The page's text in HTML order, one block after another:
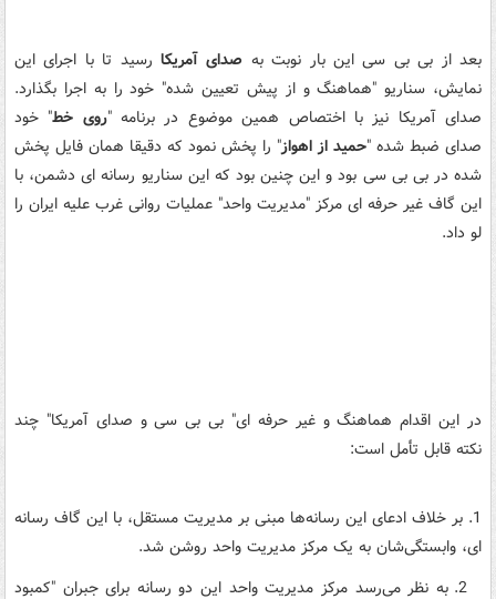
بعد از بی بی سی این بار نوبت به صدای آمریکا رسید تا با اجرای این
نمایش، سناریو "هماهنگ و از پیش تعیین شده" خود را به اجرا بگذارد.
صدای آمریکا نیز با اختصاص همین موضوع در برنامه "روی خط" خود
صدای ضبط شده "حمید از اهواز" را پخش نمود که دقیقا همان فایل پخش
شده در بی بی سی بود و این چنین بود که این سناریو رسانه ای دشمن، با
این گاف غیر حرفه ای مرکز "مدیریت واحد" عملیات روانی غرب علیه ایران را
لو داد.
در این اقدام هماهنگ و غیر حرفه ای" بی بی سی و صدای آمریکا" چند
نکته قابل تأمل است:
1. بر خلاف ادعای این رسانه‌ها مبنی بر مدیریت مستقل، با این گاف رسانه
ای، وابستگی‌شان به یک مرکز مدیریت واحد روشن شد.
2. به نظر می‌رسد مرکز مدیریت واحد این دو رسانه برای جبران "کمبود